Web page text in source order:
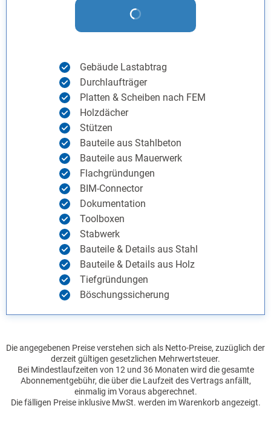
Gebäude Lastabtrag
Durchlaufträger
Platten & Scheiben nach FEM
Holzdächer
Stützen
Bauteile aus Stahlbeton
Bauteile aus Mauerwerk
Flachgründungen
BIM-Connector
Dokumentation
Toolboxen
Stabwerk
Bauteile & Details aus Stahl
Bauteile & Details aus Holz
Tiefgründungen
Böschungssicherung
Die angegebenen Preise verstehen sich als Netto-Preise, zuzüglich der
derzeit gültigen gesetzlichen Mehrwertsteuer.
Bei Mindestlaufzeiten von 12 und 36 Monaten wird die gesamte
Abonnementgebühr, die über die Laufzeit des Vertrags anfällt,
einmalig im Voraus abgerechnet.
Die fälligen Preise inklusive MwSt. werden im Warenkorb angezeigt.